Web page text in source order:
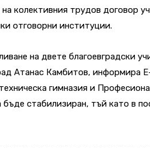
колективния трудов договор
отговорни институции.
на двете благоевградски
Атанас Камбитов, информира
гимназия и
бъде стабилизиран, тъй като в